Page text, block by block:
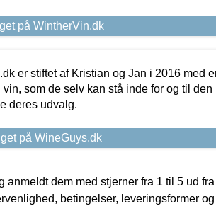
på WintherVin.dk
er stiftet af Kristian og Jan i 2016 med
vin, som de selv kan stå inde for og til
deres udvalg.
på WineGuys.dk
dem med stjerner fra 1 til 5 ud
betingelser, leveringsformer og